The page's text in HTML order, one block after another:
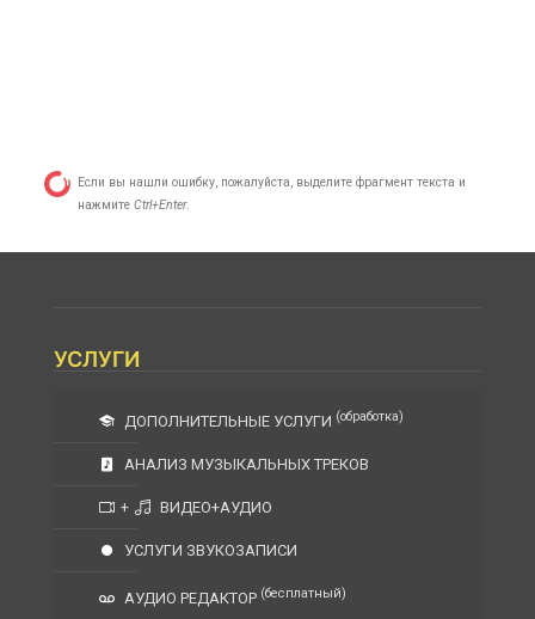
Если вы нашли ошибку, пожалуйста, выделите фрагмент текста и
нажмите Ctrl+Enter.
УСЛУГИ
ДОПОЛНИТЕЛЬНЫЕ УСЛУГИ (обработка)
АНАЛИЗ МУЗЫКАЛЬНЫХ ТРЕКОВ
+ ВИДЕО+АУДИО
УСЛУГИ ЗВУКОЗАПИСИ
АУДИО РЕДАКТОР (бесплатный)